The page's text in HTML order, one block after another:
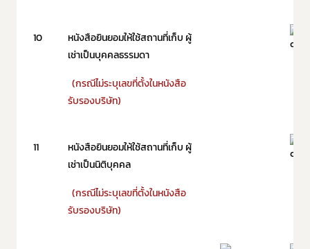
10
หนังสือยินยอมให้ใช้สถานที่เก็บ ผู้
เช่าเป็นบุคคลธรรมดา
(กรณีไม่ระบุเลขที่ตั้งในหนังสือ
รับรองบริษัท)
11
หนังสือยินยอมให้ใช้สถานที่เก็บ ผู้
เช่าเป็นนิติบุคคล
(กรณีไม่ระบุเลขที่ตั้งในหนังสือ
รับรองบริษัท)